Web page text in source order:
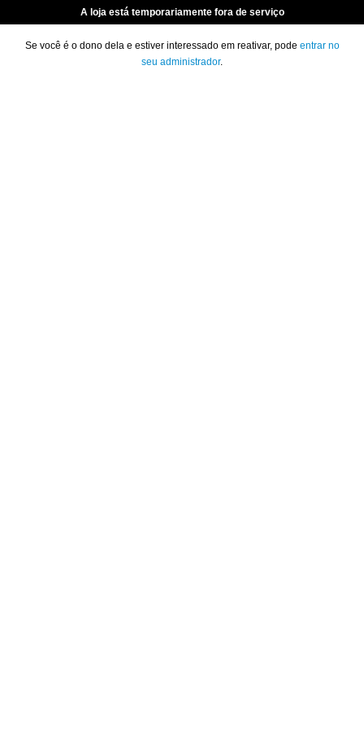
A loja está temporariamente fora de serviço
Se você é o dono dela e estiver interessado em reativar, pode entrar no
seu administrador.